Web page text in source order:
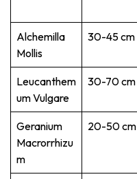
Alchemilla
Mollis
30-45 cm
Leucanthem
um Vulgare
30-70 cm
Geranium
Macrorrhizu
m
20-50 cm